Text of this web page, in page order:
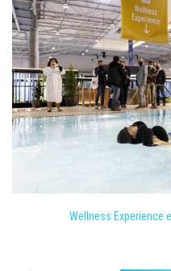
Wellness Experience